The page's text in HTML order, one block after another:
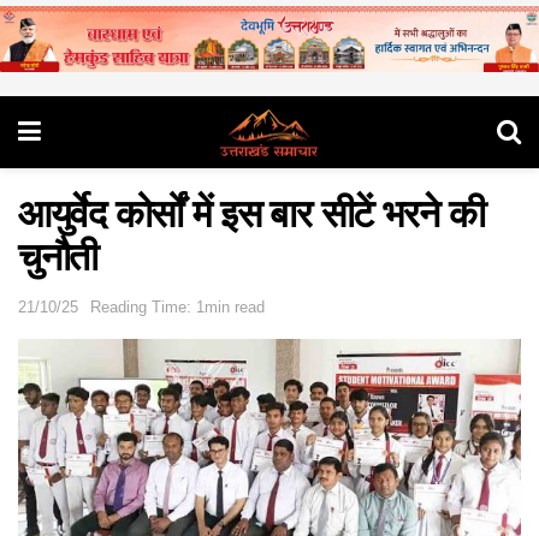
आयुर्वेद कोर्सों में इस बार सीटें भरने की
चुनौती
21/10/25 Reading Time: 1min read